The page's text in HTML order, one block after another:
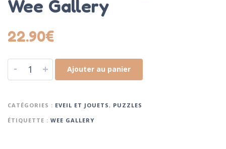
Wee Gallery
22.90€
- + Ajouter au panier
CATÉGORIES : EVEIL ET JOUETS, PUZZLES
ÉTIQUETTE : WEE GALLERY